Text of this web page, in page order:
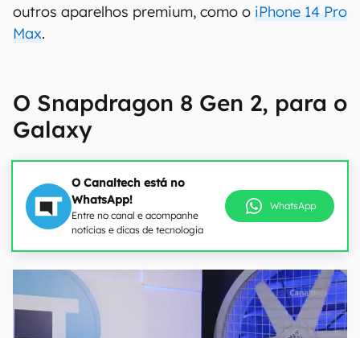
outros aparelhos premium, como o iPhone 14 Pro
Max.
O Snapdragon 8 Gen 2, para o
Galaxy
O Canaltech está no
WhatsApp!
Entre no canal e acompanhe
notícias e dicas de tecnologia
WhatsApp